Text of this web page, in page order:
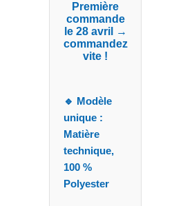
Première
commande
le 28 avril
→
commandez
vite !
🔹 Modèle
unique :
Matière
technique,
100 %
Polyester